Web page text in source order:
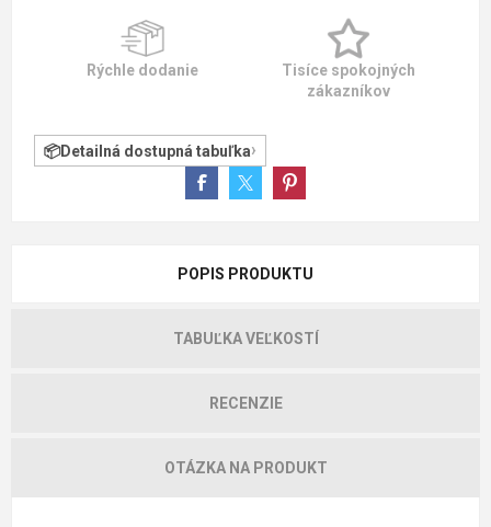
Rýchle dodanie
Tisíce spokojných
zákazníkov
Detailná dostupná tabuľka
POPIS PRODUKTU
TABUĽKA VEĽKOSTÍ
RECENZIE
OTÁZKA NA PRODUKT